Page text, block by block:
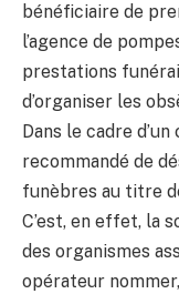
bénéficiaire de
l’agence de
prestations
d’organiser les
Dans le cadre
recommandé de
funèbres au titre
C’est, en effet, la
des organismes
opérateur